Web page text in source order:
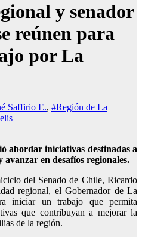
y senador
reúnen para
por La
Saffirio E., #Región de La
abordar iniciativas destinadas a
en desafíos regionales.
del Senado de Chile, Ricardo
regional, el Gobernador de La
iniciar un trabajo que permita
que contribuyan a mejorar la
de la región.